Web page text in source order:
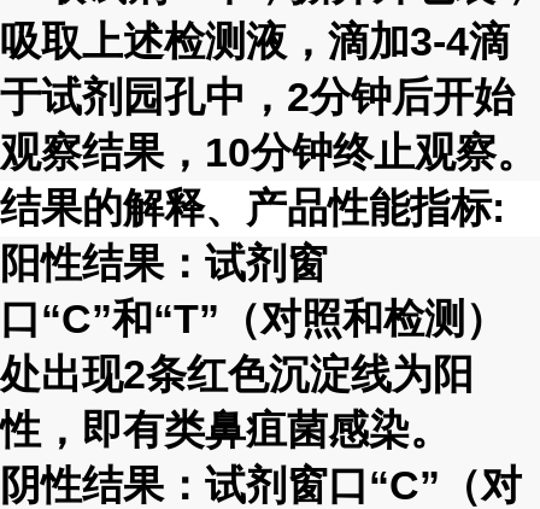
吸取上述检测液，滴加3-4滴
于试剂园孔中， 2分钟后开始
观察结果， 10分钟终止观察。
结果的解释、产品性能指标:
阳性结果：试剂窗
口“C”和“T” （对照和检测）
处出现2条红色沉淀线为阳
性，即有类鼻疽菌感染。
阴性结果：试剂窗口“C” （对